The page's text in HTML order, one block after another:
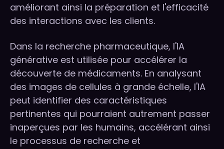
améliorant ainsi la préparation et l'efficacité
des interactions avec les clients.
Dans la recherche pharmaceutique, l'IA
générative est utilisée pour accélérer la
découverte de médicaments. En analysant
des images de cellules à grande échelle, l'IA
peut identifier des caractéristiques
pertinentes qui pourraient autrement passer
inaperçues par les humains, accélérant ainsi
le processus de recherche et